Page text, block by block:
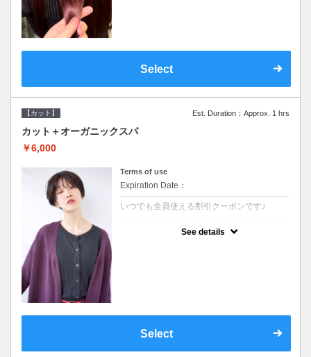
Select
【カット】 Est. Duration：Approx. 1 hrs
カット＋オーガニックスパ
￥6,000
Terms of use
Expiration Date：
いつでも全員使える割引クーポンです♪
See details
Select